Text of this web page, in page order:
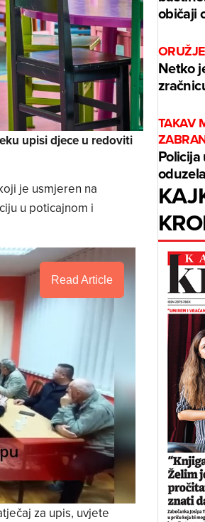
upisi djece u redoviti
je usmjeren na
u poticajnom i
Read Article
za upis, uvjete
običaji
Netko
TAKAV